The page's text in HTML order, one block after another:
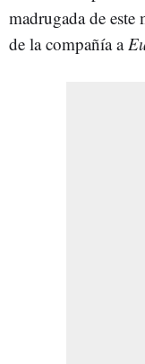
madrugada de
de la compañía a